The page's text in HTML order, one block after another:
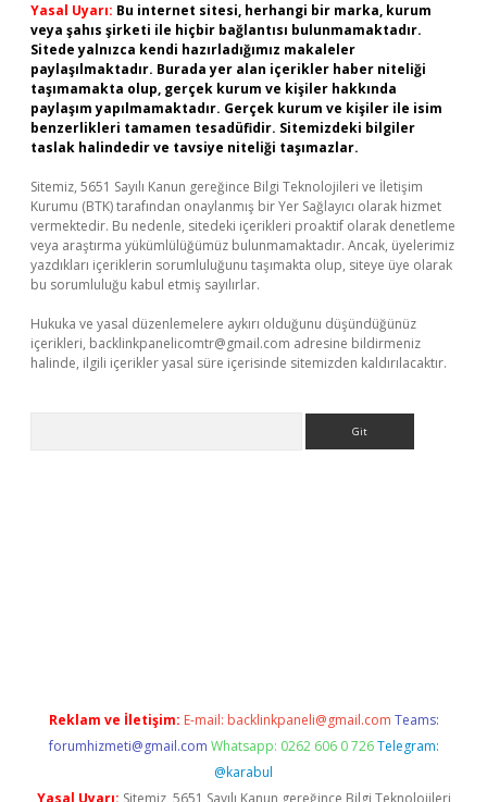
Yasal Uyarı: Bu internet sitesi, herhangi bir marka, kurum
veya şahıs şirketi ile hiçbir bağlantısı bulunmamaktadır.
Sitede yalnızca kendi hazırladığımız makaleler
paylaşılmaktadır. Burada yer alan içerikler haber niteliği
taşımamakta olup, gerçek kurum ve kişiler hakkında
paylaşım yapılmamaktadır. Gerçek kurum ve kişiler ile isim
benzerlikleri tamamen tesadüfidir. Sitemizdeki bilgiler
taslak halindedir ve tavsiye niteliği taşımazlar.
Sitemiz, 5651 Sayılı Kanun gereğince Bilgi Teknolojileri ve İletişim
Kurumu (BTK) tarafından onaylanmış bir Yer Sağlayıcı olarak hizmet
vermektedir. Bu nedenle, sitedeki içerikleri proaktif olarak denetleme
veya araştırma yükümlülüğümüz bulunmamaktadır. Ancak, üyelerimiz
yazdıkları içeriklerin sorumluluğunu taşımakta olup, siteye üye olarak
bu sorumluluğu kabul etmiş sayılırlar.
Hukuka ve yasal düzenlemelere aykırı olduğunu düşündüğünüz
içerikleri, backlinkpanelicomtr@gmail.com adresine bildirmeniz
halinde, ilgili içerikler yasal süre içerisinde sitemizden kaldırılacaktır.
Reklam ve İletişim: E-mail: backlinkpaneli@gmail.com Teams:
forumhizmeti@gmail.com Whatsapp: 0262 606 0 726 Telegram:
@karabul
Yasal Uyarı: Sitemiz, 5651 Sayılı Kanun gereğince Bilgi Teknolojileri